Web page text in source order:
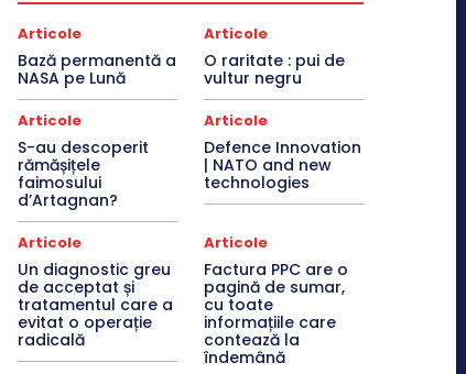
Articole
Bază permanentă a
NASA pe Lună
Articole
O raritate : pui de
vultur negru
Articole
S-au descoperit
rămășițele
faimosului
d’Artagnan?
Articole
Defence Innovation
| NATO and new
technologies
Articole
Un diagnostic greu
de acceptat și
tratamentul care a
evitat o operație
radicală
Articole
Factura PPC are o
pagină de sumar,
cu toate
informațiile care
contează la
îndemână